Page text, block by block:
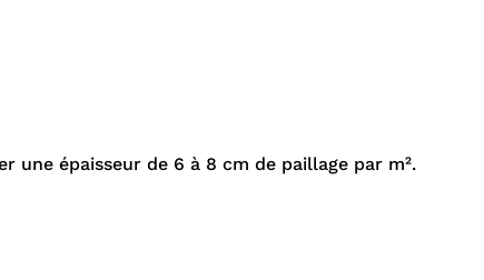
une épaisseur de 6 à 8 cm de paillage par m².